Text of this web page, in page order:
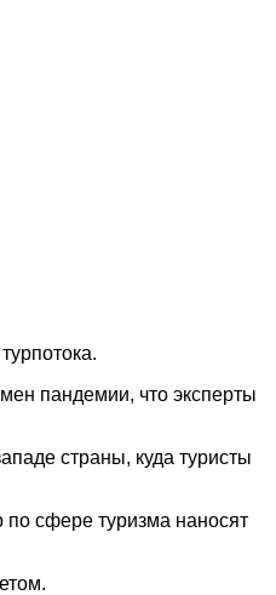
пандемии, что эксперты
страны, куда туристы
по сфере туризма наносят